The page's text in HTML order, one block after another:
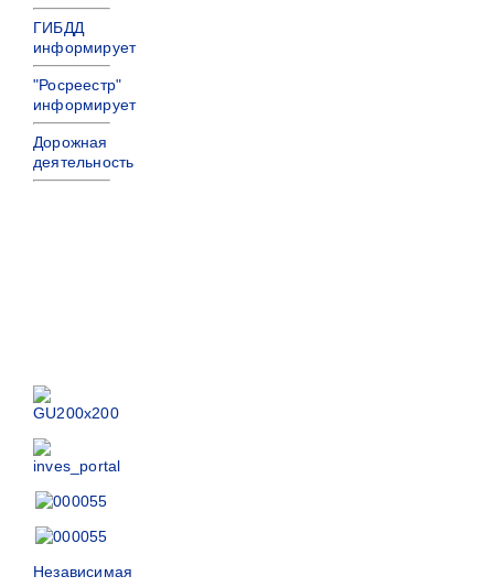
ГИБДД
информирует
"Росреестр"
информирует
Дорожная
деятельность
Независимая